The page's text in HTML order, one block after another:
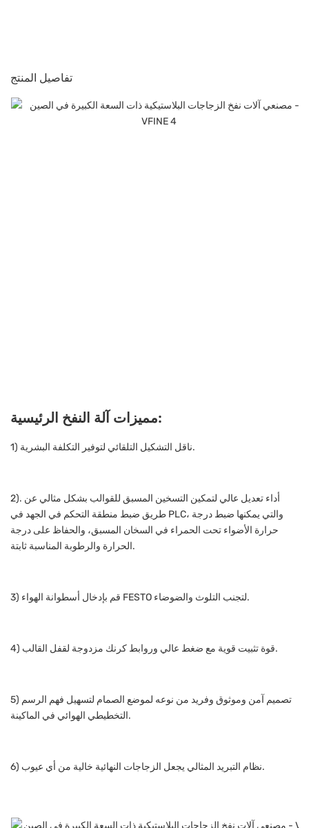
تفاصيل المنتج
مميزات آلة النفخ الرئيسية:
1) ناقل التشكيل التلقائي لتوفير التكلفة البشرية.
2). أداء تعديل عالي لتمكين التسخين المسبق للقوالب بشكل مثالي عن
طريق ضبط منطقة التحكم في الجهد في PLC، والتي يمكنها ضبط درجة
حرارة الأضواء تحت الحمراء في السخان المسبق، والحفاظ على درجة
الحرارة والرطوبة المناسبة ثابتة.
3) قم بإدخال أسطوانة الهواء FESTO لتجنب التلوث والضوضاء.
4) قوة تثبيت قوية مع ضغط عالي وروابط كرنك مزدوجة لقفل القالب.
5) تصميم آمن وموثوق وفريد ​​من نوعه لموضع الصمام لتسهيل فهم الرسم
التخطيطي الهوائي في الماكينة.
6) نظام التبريد المثالي يجعل الزجاجات النهائية خالية من أي عيوب.